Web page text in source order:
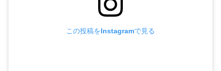
この投稿をInstagramで見る